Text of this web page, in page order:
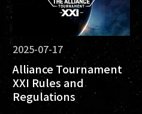
2025-07-17
Alliance Tournament
XXI Rules and
Regulations